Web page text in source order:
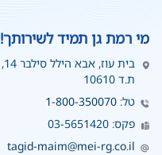
מי רמת גן תמיד לשירותך!
בית עוז, אבא הילל סילבר 14, רמת גן
ת.ד 10610
טל: 1-800-350070
פקס: 03-5651420
tagid-maim@mei-rg.co.il